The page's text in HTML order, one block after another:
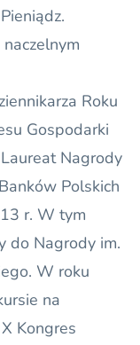
Roku
Gospodarki
Nagrody
Polskich
r. W tym
do Nagrody im.
W roku
na
Kongres